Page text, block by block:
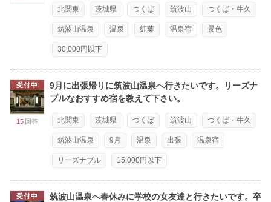
北関東 茨城県 つくば 筑波山 つくば・牛久
筑波山温泉 温泉 紅葉 温泉宿 景色
30,000円以下
受付中
15 回答
9月に出張帰りに筑波山温泉へ行きたいです。リーズナ
ブルなおすすめ宿を教えて下さい。
北関東 茨城県 つくば 筑波山 つくば・牛久
筑波山温泉 9月 温泉 出張 温泉宿
リーズナブル 15,000円以下
受付中
筑波山温泉へ春休みに学校の女友達と行きたいです。卒